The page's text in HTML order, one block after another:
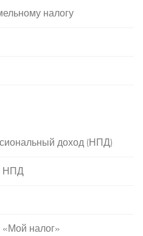
налогу
доход (НПД)
НПД
налог»